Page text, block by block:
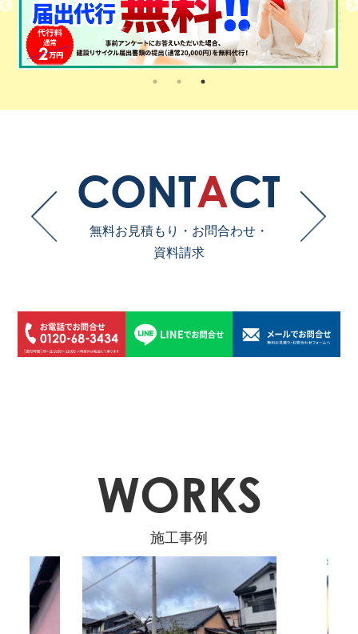
CONTACT
無料お見積もり・お問合わせ・
資料請求
WORKS
施工事例